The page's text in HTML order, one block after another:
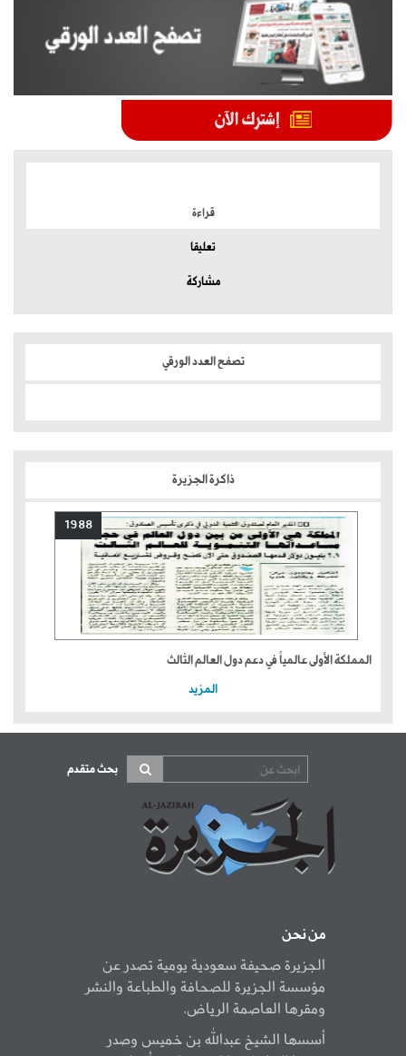
قراءة
تعليقا
مشاركة
تصفح العدد الورقي
ذاكرة الجزيرة
1988
المملكة الأولى عالمياً في دعم دول العالم الثالث
المزيد
بحث متقدم
من نحن
الجزيرة صحيفة سعودية يومية تصدر عن
مؤسسة الجزيرة للصحافة والطباعة والنشر
ومقرها العاصمة الرياض.
أسسها الشيخ عبدالله بن خميس وصدر